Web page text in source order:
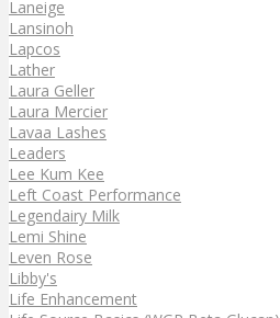
Laneige
Lansinoh
Lapcos
Lather
Laura Geller
Laura Mercier
Lavaa Lashes
Leaders
Lee Kum Kee
Left Coast Performance
Legendairy Milk
Lemi Shine
Leven Rose
Libby's
Life Enhancement